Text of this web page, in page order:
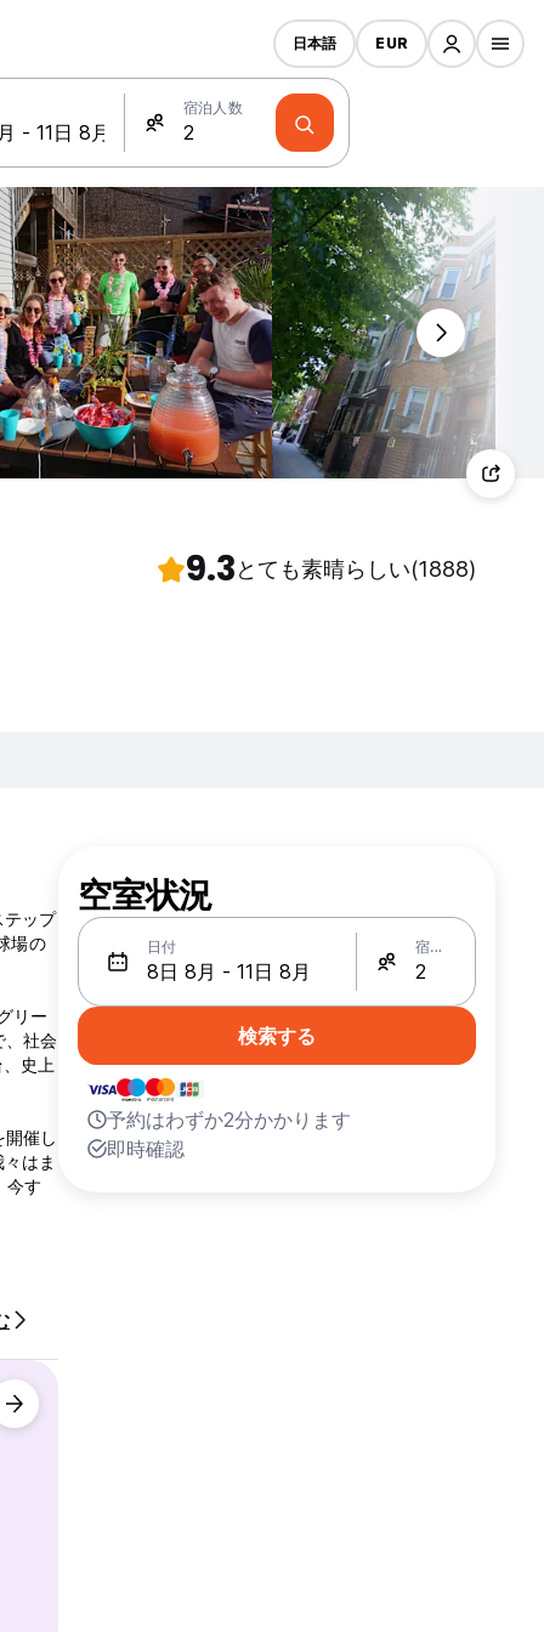
宿泊人数
日本語 EUR
9.3とても素晴らしい(1888)
テップ
場の
リー
、社会
史上
催し
はま
今す
空室状況
日付 宿泊人数
検索する
予約はわずか2分かかります
即時確認